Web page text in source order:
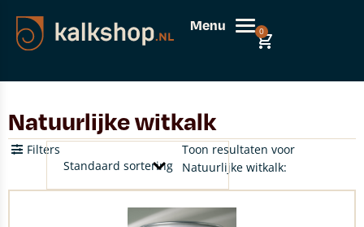
Menu 0
Natuurlijke witkalk
Toon resultaten voor
Natuurlijke witkalk:
Filters